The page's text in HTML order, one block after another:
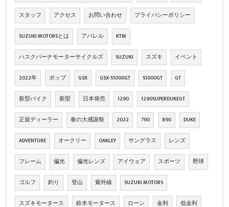
スタッフ アクセス お問い合わせ プライバシーポリシー
SUZUKI MOTORSとは アパレル KTM
ハスクバーナモーターサイクルズ SUZUKI スズキ イベント
2022年 ポップ GSX GSX-S1000GT S1000GT GT
新型バイク 新型 日本発売 1290 1290SUPERDUKEGT
正規ディーラー 春の大感謝祭 2022 790 890 DUKE
ADVENTURE オークリー OAKLEY サングラス レンズ
フレーム 偏光 偏光レンズ アイウェア スポーツ 野球
ゴルフ 釣り 登山 紫外線 SUZUKI MOTORS
スズキモータース 鈴木モータース ローン 金利 低金利